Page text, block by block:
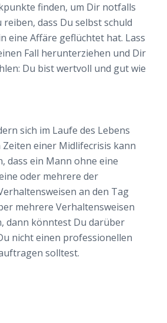
finden, um Dir notfalls
dass Du selbst schuld
eine Affäre geflüchtet hat. Lass
Fall herunterziehen und Dir
Du bist wertvoll und gut wie
sich im Laufe des Lebens
einer Midlifecrisis kann
dass ein Mann ohne eine
oder mehrere der
an den Tag
mehrere Verhaltensweisen
dann könntest Du darüber
nicht einen professionellen
solltest.